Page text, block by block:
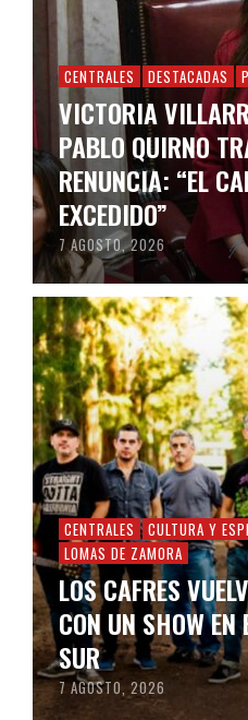
CENTRALES DESTACADAS
VICTORIA
PABLO QUIRNO
RENUNCIA: “EL
EXCEDIDO”
7 AGOSTO, 2026
CENTRALES CULTURA Y
LOMAS DE ZAMORA
LOS CAFRES
CON UN SHOW
SUR
7 AGOSTO, 2026